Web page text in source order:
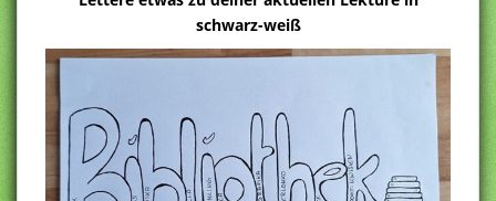
schwarz-weiß